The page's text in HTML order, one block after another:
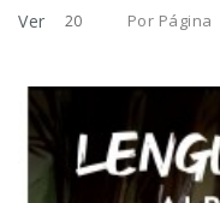
Ver 20 Por Página